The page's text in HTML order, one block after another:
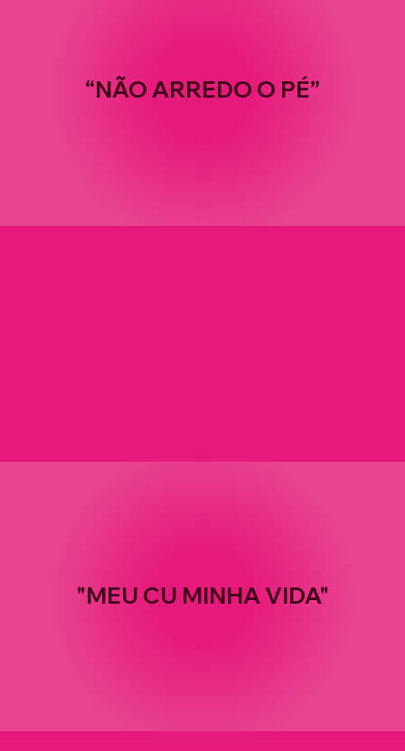
“NÃO ARREDO O PÉ”
"MEU CU MINHA VIDA"